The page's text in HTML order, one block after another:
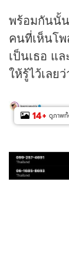
พร้อมกันนั้น
คนที่เห็นโ
เป็นเธอ แ
ให้รู้ไว้เลย
14+ ดูภาพทั้